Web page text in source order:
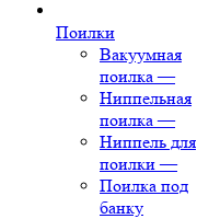
Поилки
Вакуумная
поилка —
Ниппельная
поилка —
Ниппель для
поилки —
Поилка под
банку